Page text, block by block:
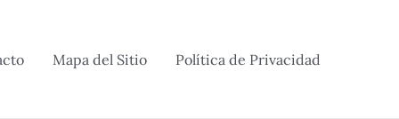
Mapa del Sitio Política de Privacidad